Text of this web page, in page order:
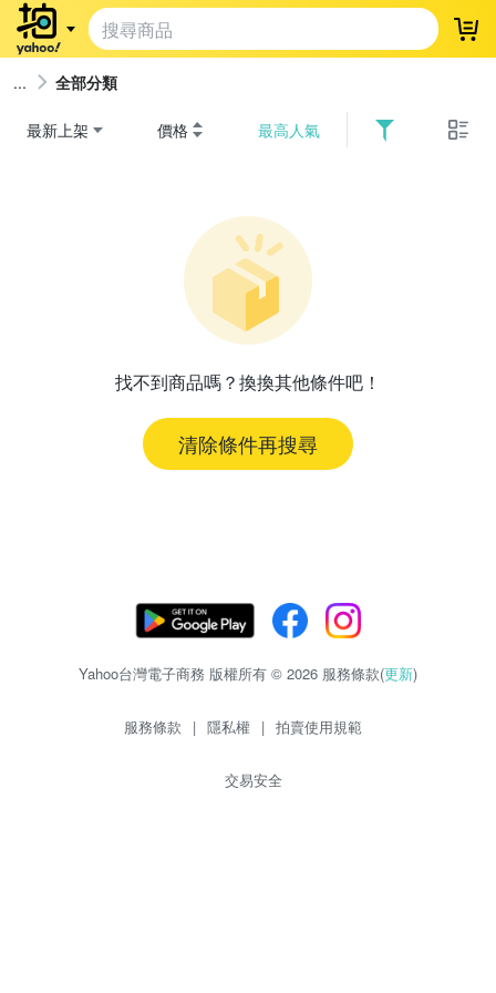
登
全部分類
最新上架 價格 最高人氣
找不到商品嗎？換換其他條件吧！
清除條件再搜尋
Yahoo台灣電子商務 版權所有 © 2026 服務條款(更新)
服務條款 | 隱私權 | 拍賣使用規範
交易安全